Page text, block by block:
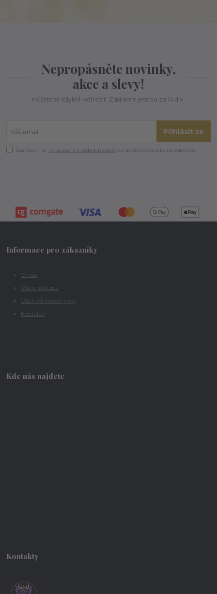
Nepropásněte novinky,
akce a slevy!
Můžete se kdykoli odhlásit. Zasíláme jednou za 14 dní.
Přihlásit se
Souhlasím se zpracováním osobních údajů za účelem rozesílky newsletteru.
Informace pro zákazníky
O nás
Vše o nákupu
Obchodní podmínky
Kontakty
Kde nás najdete
Kontakty